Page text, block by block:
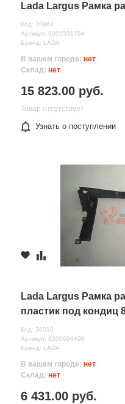
Lada Largus Рамка
Код: 20863
Артикул: 6001551794
Бренд: LADA
В вашем городе: нет
Склад: нет
15 823.00 руб.
Товар отсутствует
Узнать о поступлении
Lada Largus Рамка
пластик под кондиц
Код: 36510
Артикул: 8200694499
Бренд: LADA
В вашем городе: нет
Склад: нет
6 431.00 руб.